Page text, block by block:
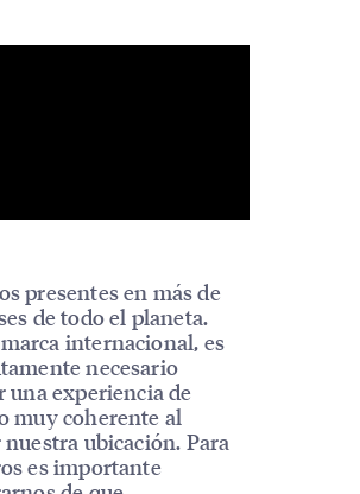
presentes en más de
de todo el planeta.
internacional, es
necesario
una experiencia de
muy coherente al
nuestra ubicación. Para
es importante